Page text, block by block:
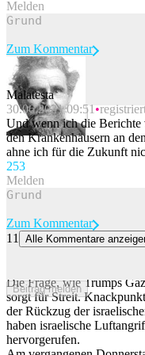
Melden
Beitrag melden
Zum Kommentar
Malatesta
30.06.2021 09:51
Und wenn ich die Berichte
den Krankenhäusern an
ahne ich für die Zukunft
253
Melden
Beitrag melden
Zum Kommentar
11
Alle Kommentare
Die Frage, wie Trumps
sorgt für Streit.
der Rückzug der
haben israelische
hervorgerufen.